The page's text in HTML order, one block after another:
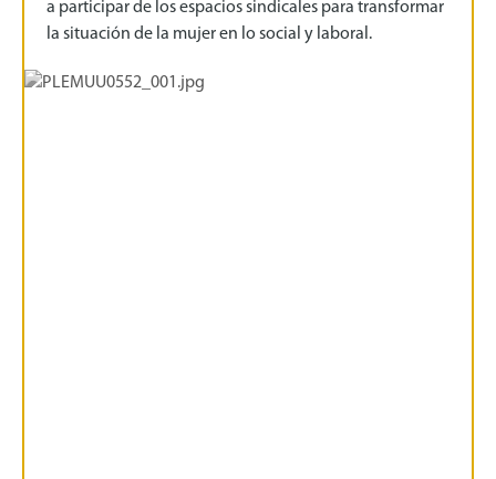
a participar de los espacios sindicales para transformar
la situación de la mujer en lo social y laboral.